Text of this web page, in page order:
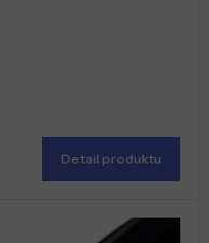
Detail produktu